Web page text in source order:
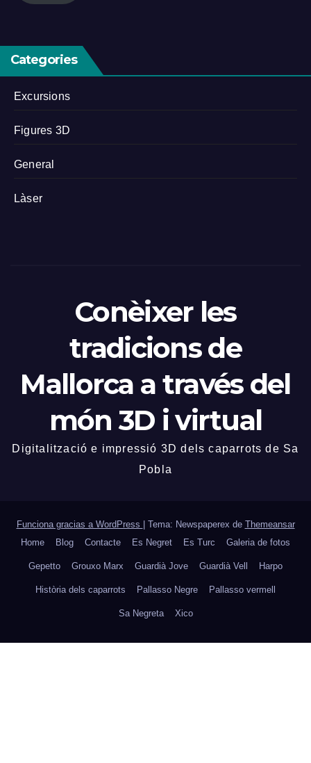
Categories
Excursions
Figures 3D
General
Làser
Conèixer les
tradicions de
Mallorca a través del
món 3D i virtual
Digitalització e impressió 3D dels caparrots de Sa
Pobla
Funciona gracias a WordPress | Tema: Newspaperex de Themeansar
Home
Blog Contacte Es Negret Es Turc Galeria de fotos
Gepetto Grouxo Marx Guardià Jove Guardià Vell Harpo
Història dels caparrots Pallasso Negre Pallasso vermell
Sa Negreta Xico